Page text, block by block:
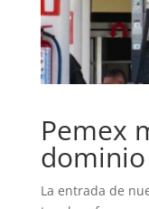
Pemex
La entrada de